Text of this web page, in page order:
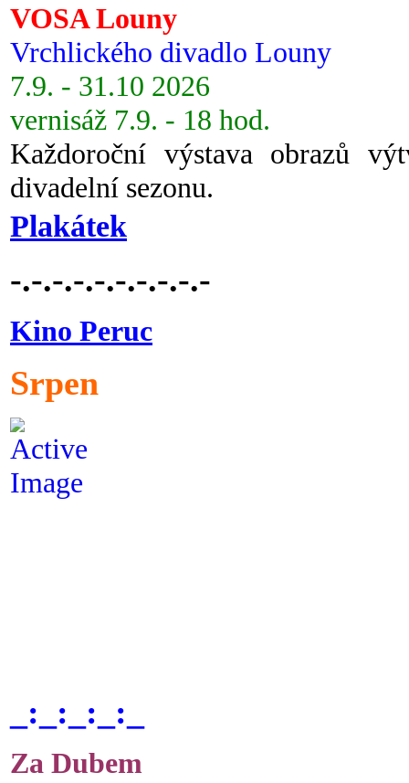
VOSA Louny
Vrchlického divadlo Louny
7.9. - 31.10 2026
vernisáž 7.9. - 18 hod.
Každoroční výstava obrazů
divadelní sezonu.
Plakátek
-.-.-.-.-.-.-.-.-.-
Kino Peruc
Srpen
_:_:_:_:_
Za Dubem